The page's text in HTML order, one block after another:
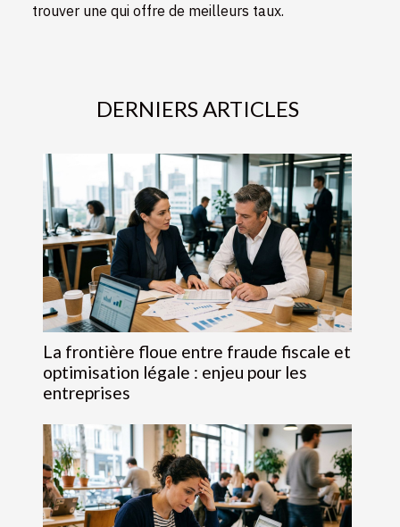
trouver une qui offre de meilleurs taux.
DERNIERS ARTICLES
La frontière floue entre fraude fiscale et
optimisation légale : enjeu pour les
entreprises